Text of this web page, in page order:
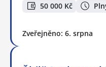
50 000 Kč
Zveřejněno: 6. srpna